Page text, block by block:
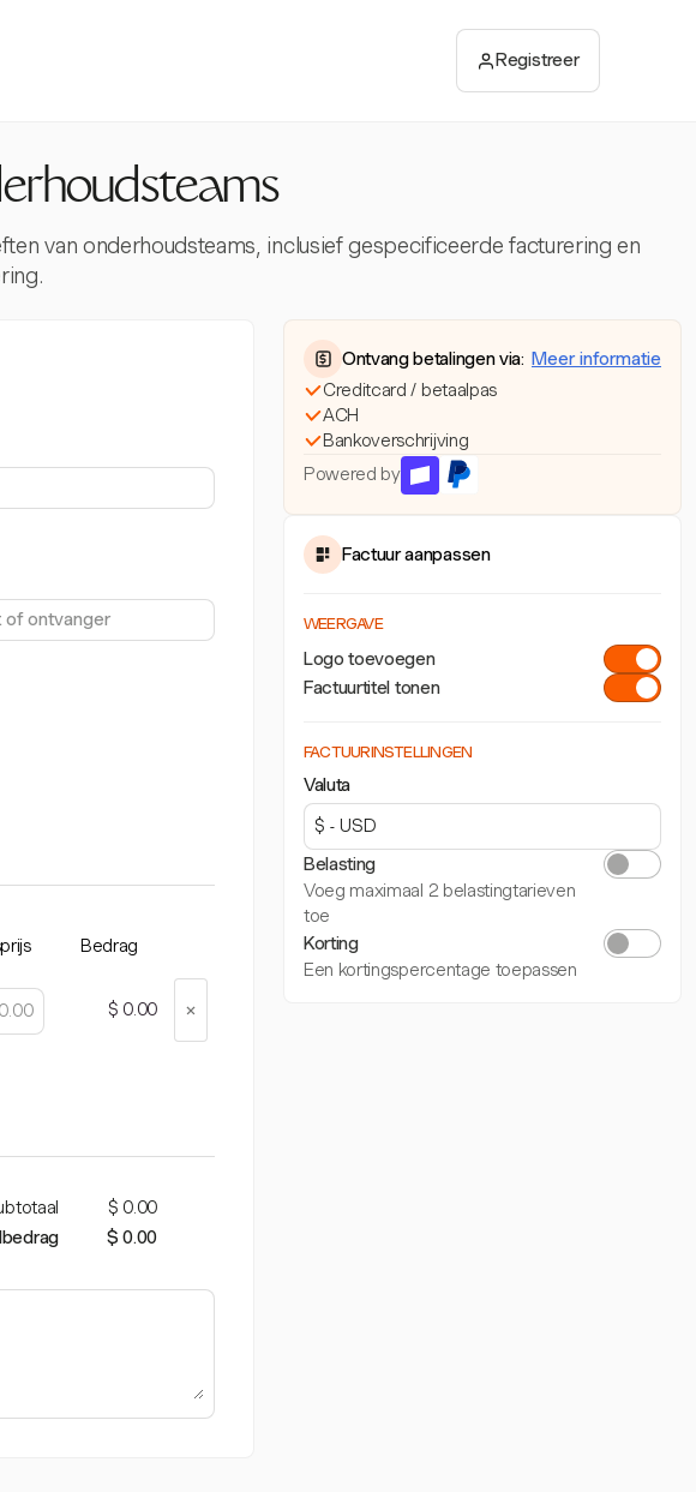
Registreer
van onderhoudsteams, inclusief gespecificeerde facturering en
Bedrag
$ 0.00
$ 0.00
$ 0.00
Ontvang betalingen via: Meer informatie
Creditcard / betaalpas
ACH
Bankoverschrijving
Powered by
Factuur aanpassen
WEERGAVE
Logo toevoegen
Factuurtitel tonen
FACTUURINSTELLINGEN
Valuta
Belasting
Voeg maximaal 2 belastingtarieven
toe
Korting
Een kortingspercentage toepassen